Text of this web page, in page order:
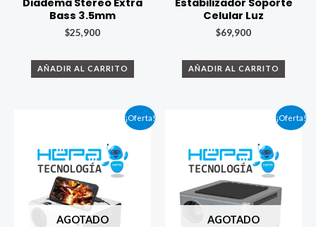
Bass 3.5mm
$25,900
AÑADIR AL CARRITO
Celular Luz
$69,900
AÑADIR AL CARRITO
¡Oferta!
AGOTADO
¡Oferta!
AGOTADO